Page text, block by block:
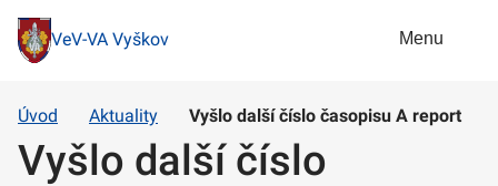
VeV-VA Vyškov Menu
Úvod Aktuality Vyšlo další číslo časopisu A report
Vyšlo další číslo